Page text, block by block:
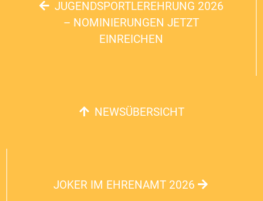
JUGENDSPORTLEREHRUNG 2026
– NOMINIERUNGEN JETZT
EINREICHEN
NEWSÜBERSICHT
JOKER IM EHRENAMT 2026